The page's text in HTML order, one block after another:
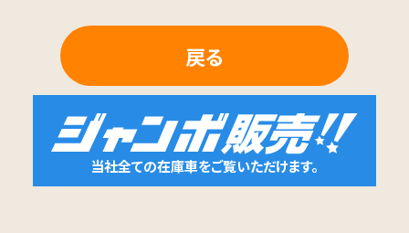
戻る
当社全ての在庫車をご覧いただけます。